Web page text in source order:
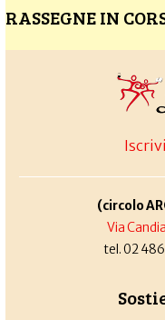
RASSEGNE IN
(circolo
Via
tel. 02